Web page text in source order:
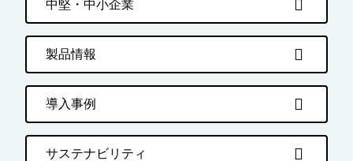
中堅・中小企業
製品情報
導入事例
サステナビリティ